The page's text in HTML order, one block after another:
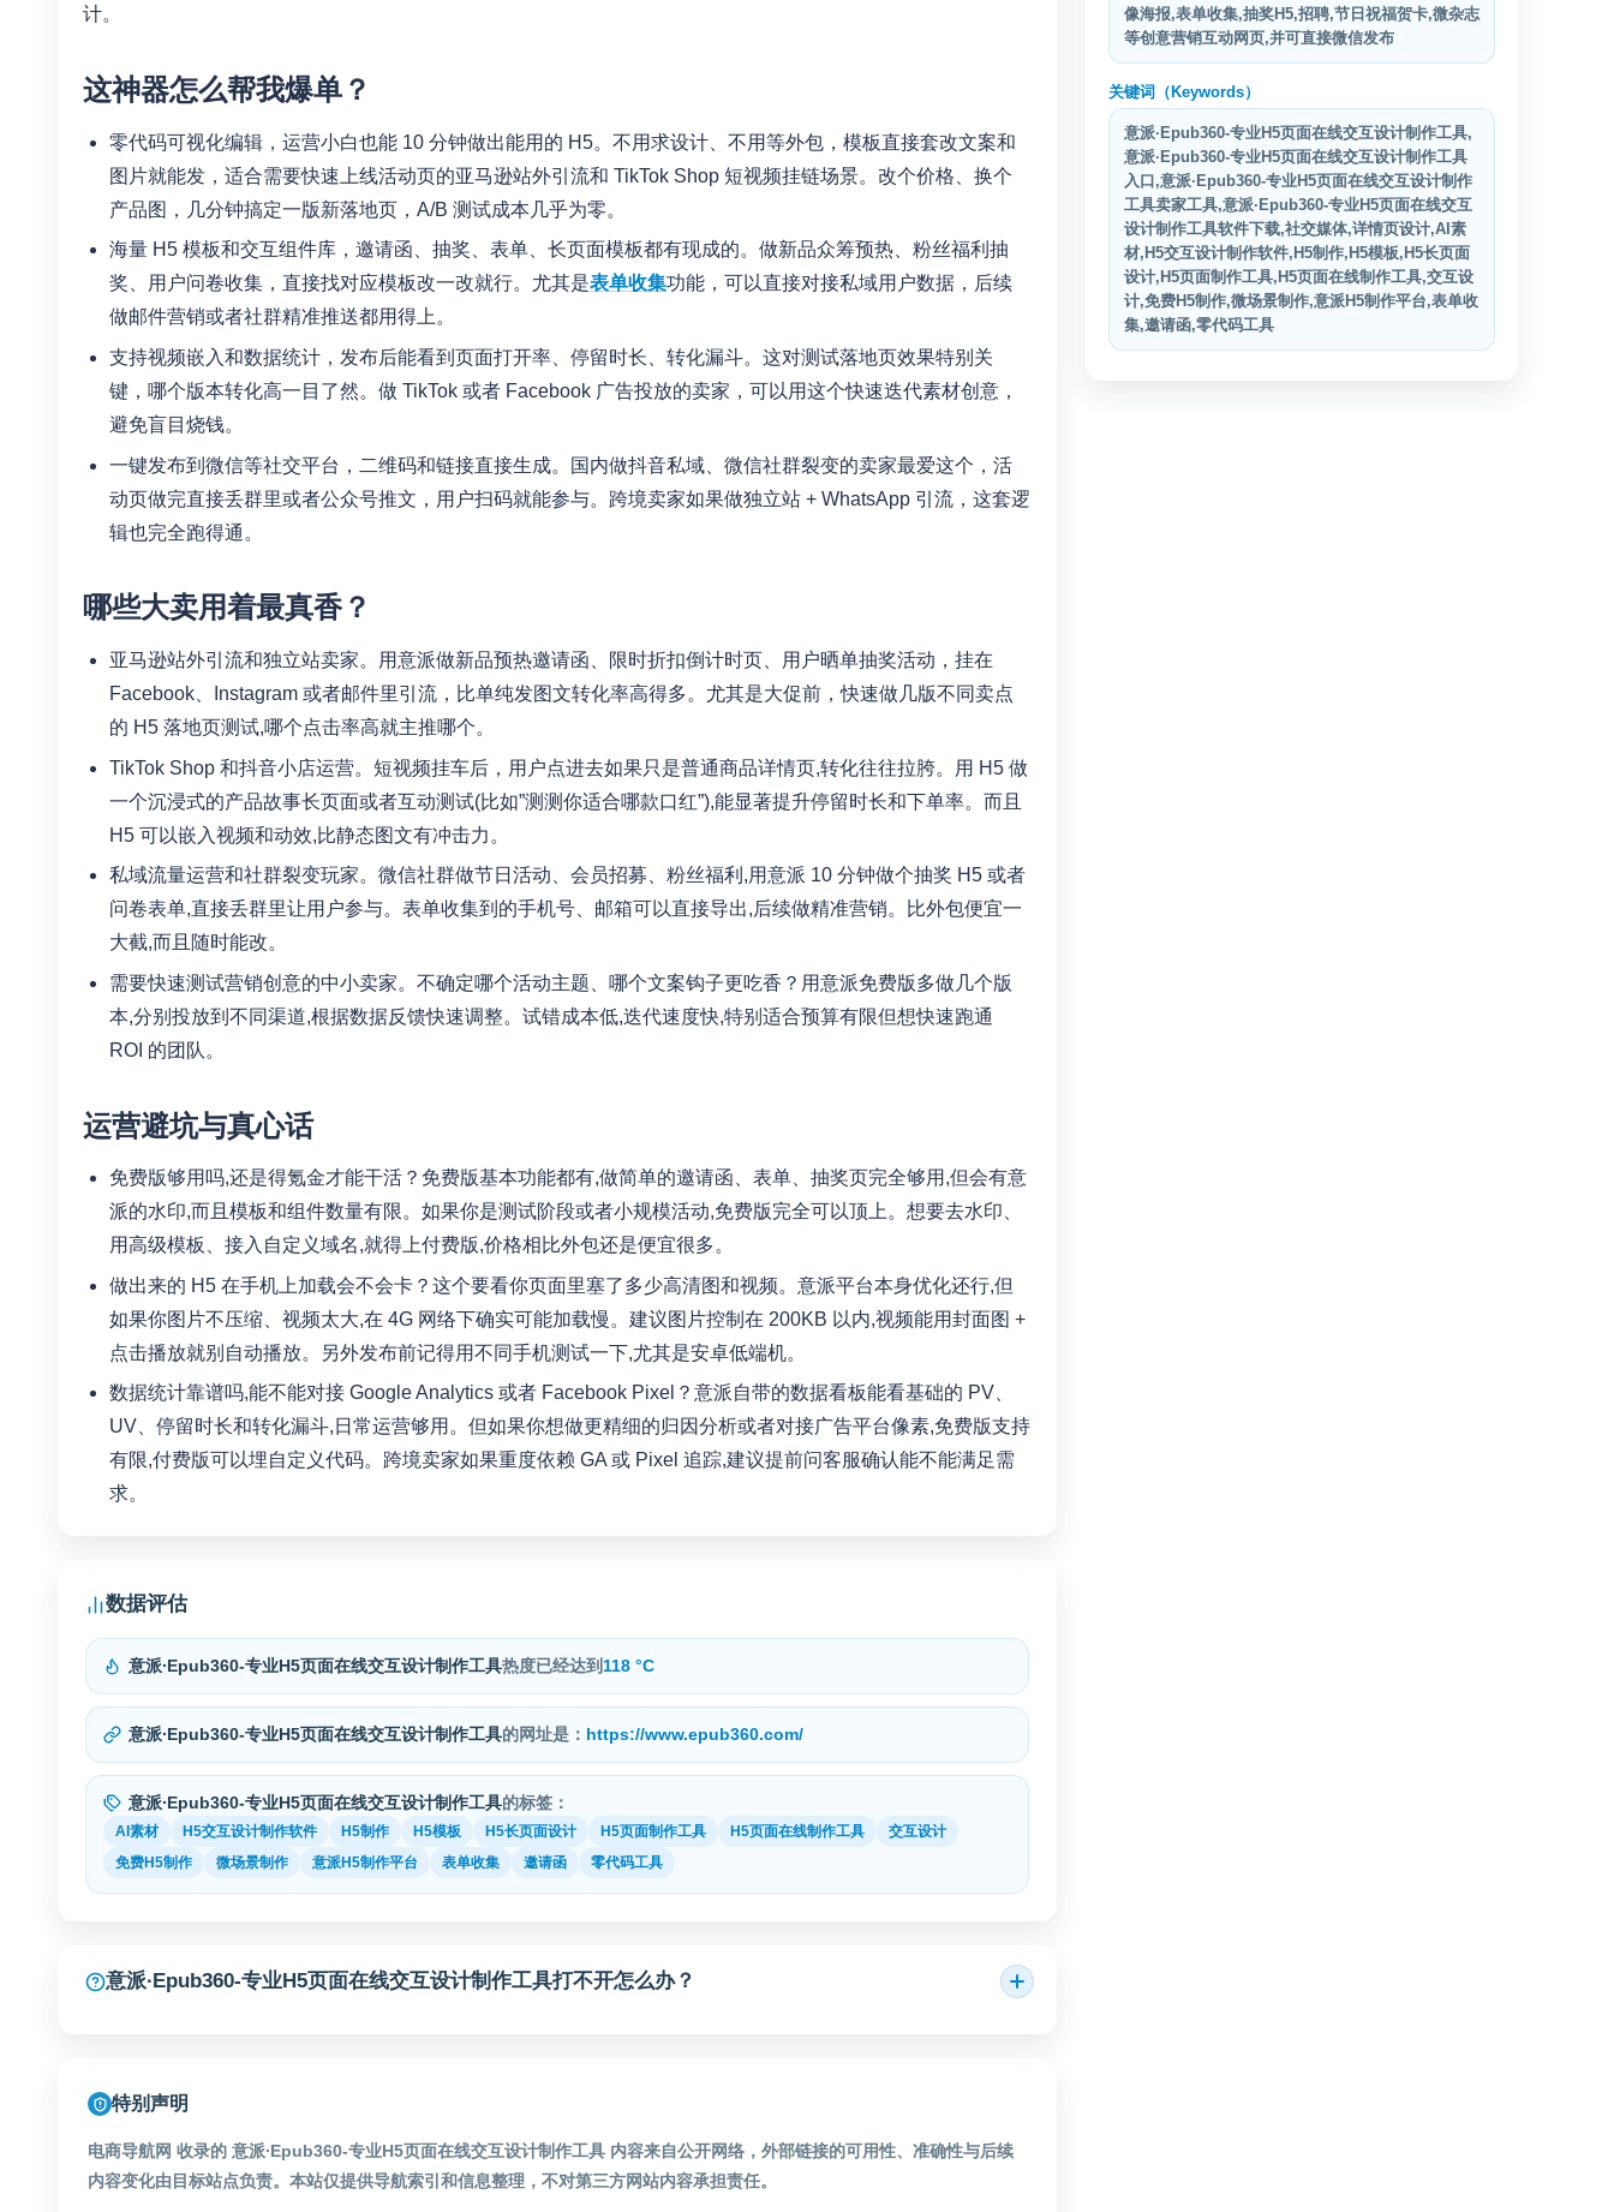
计。
这神器怎么帮我爆单？
零代码可视化编辑，运营小白也能 10 分钟做出能用的 H5。不用求设计、不用等外包，模板直接套改文案和
图片就能发，适合需要快速上线活动页的亚马逊站外引流和 TikTok Shop 短视频挂链场景。改个价格、换个
产品图，几分钟搞定一版新落地页，A/B 测试成本几乎为零。
海量 H5 模板和交互组件库，邀请函、抽奖、表单、长页面模板都有现成的。做新品众筹预热、粉丝福利抽
奖、用户问卷收集，直接找对应模板改一改就行。尤其是表单收集功能，可以直接对接私域用户数据，后续
做邮件营销或者社群精准推送都用得上。
支持视频嵌入和数据统计，发布后能看到页面打开率、停留时长、转化漏斗。这对测试落地页效果特别关
键，哪个版本转化高一目了然。做 TikTok 或者 Facebook 广告投放的卖家，可以用这个快速迭代素材创意，
避免盲目烧钱。
一键发布到微信等社交平台，二维码和链接直接生成。国内做抖音私域、微信社群裂变的卖家最爱这个，活
动页做完直接丢群里或者公众号推文，用户扫码就能参与。跨境卖家如果做独立站 + WhatsApp 引流，这套逻
辑也完全跑得通。
哪些大卖用着最真香？
亚马逊站外引流和独立站卖家。用意派做新品预热邀请函、限时折扣倒计时页、用户晒单抽奖活动，挂在
Facebook、Instagram 或者邮件里引流，比单纯发图文转化率高得多。尤其是大促前，快速做几版不同卖点
的 H5 落地页测试,哪个点击率高就主推哪个。
TikTok Shop 和抖音小店运营。短视频挂车后，用户点进去如果只是普通商品详情页,转化往往拉胯。用 H5 做
一个沉浸式的产品故事长页面或者互动测试(比如”测测你适合哪款口红”),能显著提升停留时长和下单率。而且
H5 可以嵌入视频和动效,比静态图文有冲击力。
私域流量运营和社群裂变玩家。微信社群做节日活动、会员招募、粉丝福利,用意派 10 分钟做个抽奖 H5 或者
问卷表单,直接丢群里让用户参与。表单收集到的手机号、邮箱可以直接导出,后续做精准营销。比外包便宜一
大截,而且随时能改。
需要快速测试营销创意的中小卖家。不确定哪个活动主题、哪个文案钩子更吃香？用意派免费版多做几个版
本,分别投放到不同渠道,根据数据反馈快速调整。试错成本低,迭代速度快,特别适合预算有限但想快速跑通
ROI 的团队。
运营避坑与真心话
免费版够用吗,还是得氪金才能干活？免费版基本功能都有,做简单的邀请函、表单、抽奖页完全够用,但会有意
派的水印,而且模板和组件数量有限。如果你是测试阶段或者小规模活动,免费版完全可以顶上。想要去水印、
用高级模板、接入自定义域名,就得上付费版,价格相比外包还是便宜很多。
做出来的 H5 在手机上加载会不会卡？这个要看你页面里塞了多少高清图和视频。意派平台本身优化还行,但
如果你图片不压缩、视频太大,在 4G 网络下确实可能加载慢。建议图片控制在 200KB 以内,视频能用封面图 +
点击播放就别自动播放。另外发布前记得用不同手机测试一下,尤其是安卓低端机。
数据统计靠谱吗,能不能对接 Google Analytics 或者 Facebook Pixel？意派自带的数据看板能看基础的 PV、
UV、停留时长和转化漏斗,日常运营够用。但如果你想做更精细的归因分析或者对接广告平台像素,免费版支持
有限,付费版可以埋自定义代码。跨境卖家如果重度依赖 GA 或 Pixel 追踪,建议提前问客服确认能不能满足需
求。
数据评估
意派∙Epub360-专业H5页面在线交互设计制作工具热度已经达到118 °C
意派∙Epub360-专业H5页面在线交互设计制作工具的网址是： https://www.epub360.com/
意派∙Epub360-专业H5页面在线交互设计制作工具的标签：
AI素材 H5交互设计制作软件 H5制作 H5模板 H5长页面设计 H5页面制作工具 H5页面在线制作工具
交互设计
免费H5制作
微场景制作 意派H5制作平台 表单收集 邀请函 零代码工具
意派∙Epub360-专业H5页面在线交互设计制作工具打不开怎么办？
特别声明
电商导航网 收录的 意派∙Epub360-专业H5页面在线交互设计制作工具 内容来自公开网络，外部链接的可用性、准确性与后续
内容变化由目标站点负责。本站仅提供导航索引和信息整理，不对第三方网站内容承担责任。
像海报,表单收集,抽奖H5,招聘,节日祝福贺卡,微杂志
等创意营销互动网页,并可直接微信发布
关键词（Keywords）
意派∙Epub360-专业H5页面在线交互设计制作工具,
意派∙Epub360-专业H5页面在线交互设计制作工具
入口,意派∙Epub360-专业H5页面在线交互设计制作
工具卖家工具,意派∙Epub360-专业H5页面在线交互
设计制作工具软件下载,社交媒体,详情页设计,AI素
材,H5交互设计制作软件,H5制作,H5模板,H5长页面
设计,H5页面制作工具,H5页面在线制作工具,交互设
计,免费H5制作,微场景制作,意派H5制作平台,表单收
集,邀请函,零代码工具